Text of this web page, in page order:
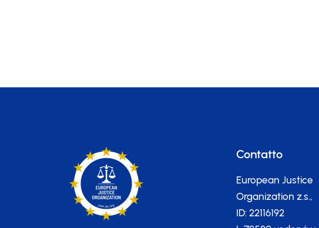
Contatto
European Justice
Organization z.s.,
ID: 22116192